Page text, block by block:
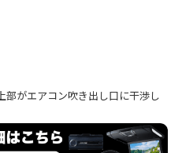
コン吹き出し口に干渉し